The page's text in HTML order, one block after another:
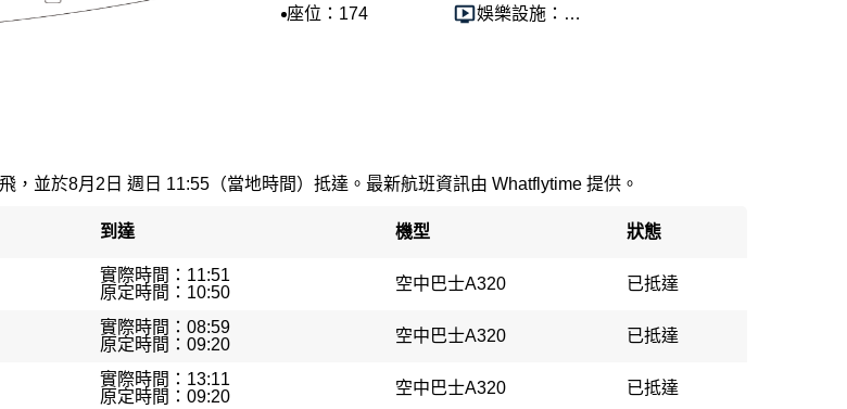
座位：174
供
娛樂設施：提
並於8月2日 週日 11:55（當地時間）抵達。最新航班資訊由 Whatflytime 提供。
到達 機型 狀態
實際時間：11:51
原定時間：10:50
空中巴士A320 已抵達
實際時間：08:59
原定時間：09:20
空中巴士A320 已抵達
實際時間：13:11
原定時間：09:20
空中巴士A320 已抵達